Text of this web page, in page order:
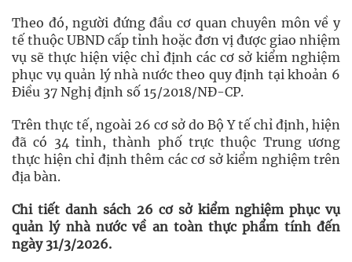
Theo đó, người đứng đầu cơ quan chuyên môn về y
tế thuộc UBND cấp tỉnh hoặc đơn vị được giao nhiệm
vụ sẽ thực hiện việc chỉ định các cơ sở kiểm nghiệm
phục vụ quản lý nhà nước theo quy định tại khoản 6
Điều 37 Nghị định số 15/2018/NĐ-CP.
Trên thực tế, ngoài 26 cơ sở do Bộ Y tế chỉ định, hiện
đã có 34 tỉnh, thành phố trực thuộc Trung ương
thực hiện chỉ định thêm các cơ sở kiểm nghiệm trên
địa bàn.
Chi tiết danh sách 26 cơ sở kiểm nghiệm phục vụ
quản lý nhà nước về an toàn thực phẩm tính đến
ngày 31/3/2026.